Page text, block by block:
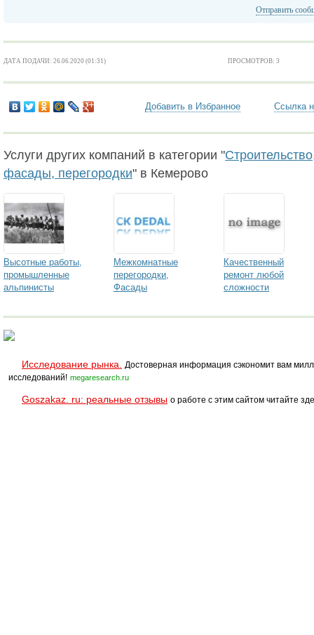
Отправить
ДАТА ПОДАЧИ: 26.06.2020 (01:31) ПРОСМОТРОВ: 3
Добавить в Избранное Ссылка
Услуги других компаний в категории "
фасады, перегородки" в Кемерово
Высотные работы,
промышленные
альпинисты
Межкомнатные
перегородки,
Фасады
Качественный
ремонт любой
сложности
Исследование рынка.
Достоверная информация сэкономит вам
исследований! megaresearch.ru
Goszakaz. ru: реальные отзывы о работе с этим сайтом читайте